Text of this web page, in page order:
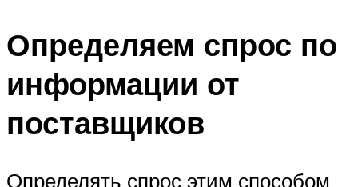
Определяем спрос по
информации от
поставщиков
Определять спрос этим способом